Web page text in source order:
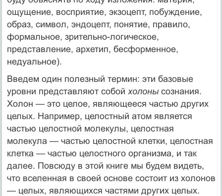
ощущение, восприятие, экзоцепт, побуждение,
образ, символ, эндоцепт, понятие, правило,
формальное, зрительно-логическое,
представление, архетип, бесформенное,
недуальное).
Введем один полезный термин: эти базовые
уровни представляют собой холонысознания.
Холон — это целое, являющееся частью других
целых. Например, целостный атом является
частью целостной молекулы, целостная
молекула — частью целостной клетки, целостная
клетка — частью целостного организма, и так
далее. Повсюду в этой книге мы будем видеть,
что вселенная в своей основе состоит из холонов
— целых, являющихся частями других целых.